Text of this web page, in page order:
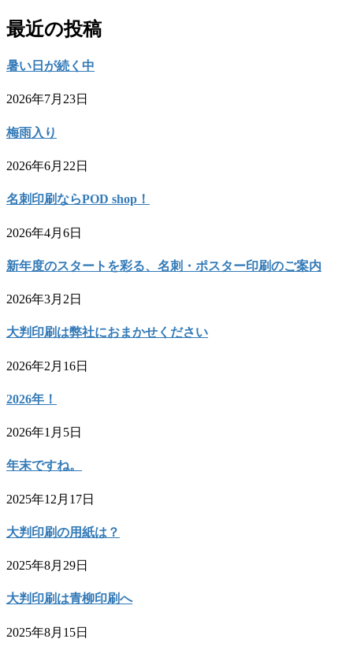
最近の投稿
暑い日が続く中
2026年7月23日
梅雨入り
2026年6月22日
名刺印刷ならPOD shop！
2026年4月6日
新年度のスタートを彩る、名刺・ポスター印刷のご案内
2026年3月2日
大判印刷は弊社におまかせください
2026年2月16日
2026年！
2026年1月5日
年末ですね。
2025年12月17日
大判印刷の用紙は？
2025年8月29日
大判印刷は青柳印刷へ
2025年8月15日